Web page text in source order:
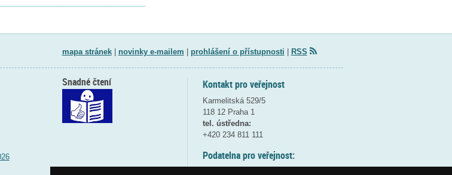
mapa stránek| novinky e-mailem | prohlášení o přístupnosti | RSS
Kontakt pro veřejnost
Karmelitská 529/5
118 12 Praha 1
tel. ústředna:
+420 234 811 111
Podatelna pro veřejnost:
Snadné čtení